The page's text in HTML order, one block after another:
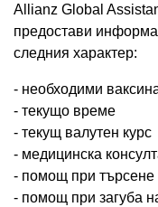
Allianz Global
предостави
следния характер:
- необходими
- текущо време
- текущ валутен курс
- медицинска
- помощ при
- помощ при загуба